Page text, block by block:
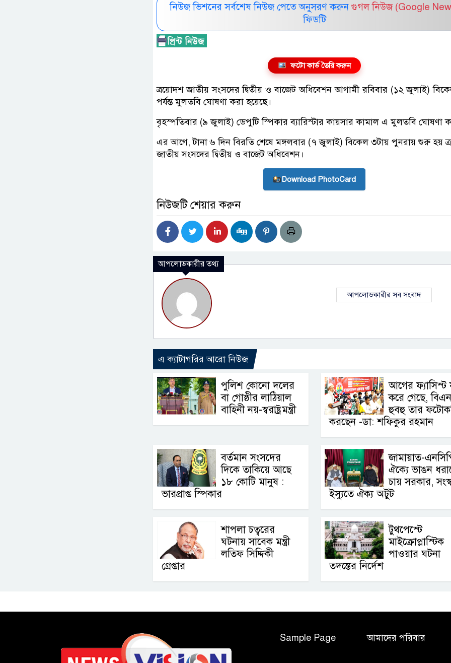
নিউজ ভিশনের সর্বশেষ নিউজ পেতে অনুসরণ করুন গুগল নিউজ (Google
ফিডটি
ফটো কার্ড তৈরি করুন
ত্রয়োদশ জাতীয় সংসদের দ্বিতীয় ও বাজেট অধিবেশন আগামী রবিবার (১২ জুলাই)
পর্যন্ত মুলতবি ঘোষণা করা হয়েছে।
বৃহস্পতিবার (৯ জুলাই) ডেপুটি স্পিকার ব্যারিস্টার কায়সার কামাল এ মুলতবি ঘোষণা
এর আগে, টানা ৬ দিন বিরতি শেষে মঙ্গলবার (৭ জুলাই) বিকেল ৩টায় পুনরায় শুরু হয়
জাতীয় সংসদের দ্বিতীয় ও বাজেট অধিবেশন।
Download PhotoCard
নিউজটি শেয়ার করুন
আপলোডকারীর তথ্য
আপলোডকারীর সব সংবাদ
এ ক্যাটাগরির আরো নিউজ
পুলিশ কোনো দলের
বা গোষ্ঠীর লাঠিয়াল
বাহিনী নয়-স্বরাষ্ট্রমন্ত্রী
আগের ফ্যাসিস্ট
করে গেছে,
হুবহু তার
করছেন -ডা: শফিকুর রহমান
বর্তমান সংসদের
দিকে তাকিয়ে আছে
১৮ কোটি মানুষ :
ভারপ্রাপ্ত স্পিকার
জামায়াত-
ঐক্যে ভাঙন
চায় সরকার,
ইস্যুতে ঐক্য অটুট
শাপলা চত্বরের
ঘটনায় সাবেক মন্ত্রী
লতিফ সিদ্দিকী
গ্রেপ্তার
টুথপেস্টে
মাইক্রোপ্লাস্টিক
পাওয়ার ঘটনা
তদন্তের নির্দেশ
Sample Page আমাদের পরিবার